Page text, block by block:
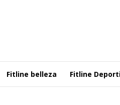
Fitline belleza Fitline